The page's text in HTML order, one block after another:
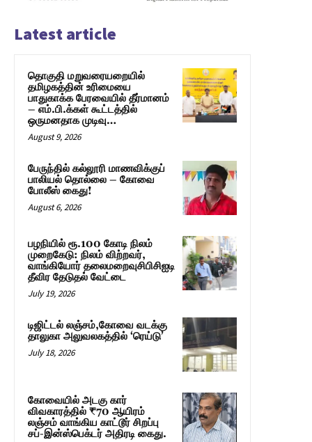
Latest article
தொகுதி மறுவரையறையில்
தமிழகத்தின் உரிமையை
பாதுகாக்க பேரவையில் தீர்மானம்
– எம்.பி.க்கள் கூட்டத்தில்
ஒருமனதாக முடிவு…
August 9, 2026
பேருந்தில் கல்லூரி மாணவிக்குப்
பாலியல் தொல்லை – கோவை
போலீஸ் கைது!
August 6, 2026
பழநியில் ரூ.100 கோடி நிலம்
முறைகேடு: நிலம் விற்றவர்,
வாங்கியோர் தலைமறைவுசிபிசிஐடி
தீவிர தேடுதல் வேட்டை
July 19, 2026
டிஜிட்டல் லஞ்சம்,கோவை வடக்கு
தாலுகா அலுவலகத்தில் ‘ரெய்டு’
July 18, 2026
கோவையில் அடகு கார்
விவகாரத்தில் ₹70 ஆயிரம்
லஞ்சம் வாங்கிய காட்டூர் சிறப்பு
சப்-இன்ஸ்பெக்டர் அதிரடி கைது.